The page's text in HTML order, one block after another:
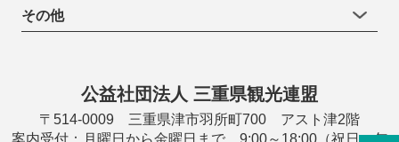
その他
公益社団法人 三重県観光連盟
〒514-0009 三重県津市羽所町700 アスト津2階
案内受付：月曜日から金曜日まで 9:00～18:00（祝日・年